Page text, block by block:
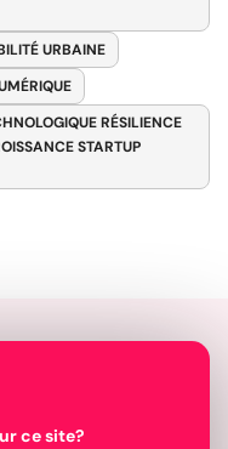
URBAINE
RÉSILIENCE
STARTUP
ce site?